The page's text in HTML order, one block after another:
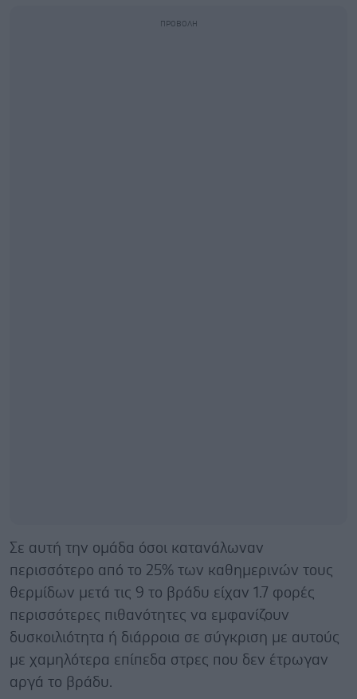
Σε αυτή την ομάδα όσοι κατανάλωναν
περισσότερο από το 25% των καθημερινών τους
θερμίδων μετά τις 9 το βράδυ είχαν 1.7 φορές
περισσότερες πιθανότητες να εμφανίζουν
δυσκοιλιότητα ή διάρροια σε σύγκριση με αυτούς
με χαμηλότερα επίπεδα στρες που δεν έτρωγαν
αργά το βράδυ.